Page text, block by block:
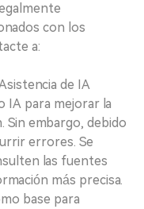
con los
a:
de IA
IA para mejorar la
Sin embargo, debido
errores. Se
las fuentes
más precisa.
base para